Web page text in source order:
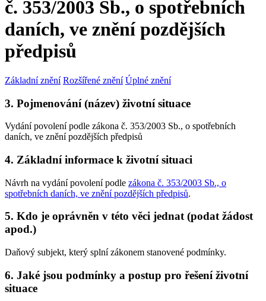
č. 353/2003 Sb., o spotřebních
daních, ve znění pozdějších
předpisů
Základní znění Rozšířené znění Úplné znění
3. Pojmenování (název) životní situace
Vydání povolení podle zákona č. 353/2003 Sb., o spotřebních
daních, ve znění pozdějších předpisů
4. Základní informace k životní situaci
Návrh na vydání povolení podle zákona č. 353/2003 Sb., o
spotřebních daních, ve znění pozdějších předpisů.
5. Kdo je oprávněn v této věci jednat (podat žádost
apod.)
Daňový subjekt, který splní zákonem stanovené podmínky.
6. Jaké jsou podmínky a postup pro řešení životní
situace